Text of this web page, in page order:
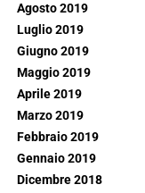
Agosto 2019
Luglio 2019
Giugno 2019
Maggio 2019
Aprile 2019
Marzo 2019
Febbraio 2019
Gennaio 2019
Dicembre 2018